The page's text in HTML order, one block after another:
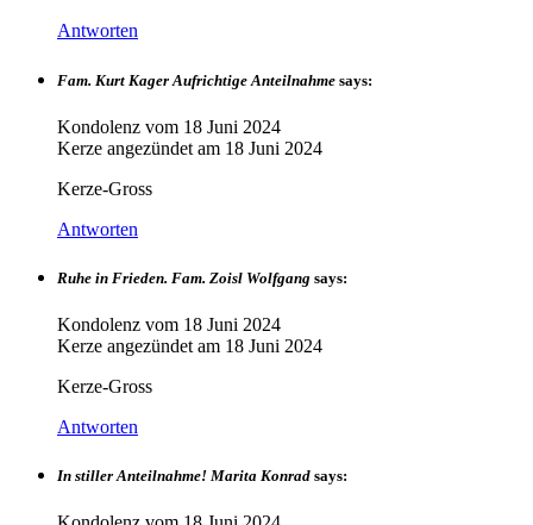
Antworten
Fam. Kurt Kager Aufrichtige Anteilnahme says:
Kondolenz vom 18 Juni 2024
Kerze angezündet am 18 Juni 2024
Kerze-Gross
Antworten
Ruhe in Frieden. Fam. Zoisl Wolfgang says:
Kondolenz vom 18 Juni 2024
Kerze angezündet am 18 Juni 2024
Kerze-Gross
Antworten
In stiller Anteilnahme! Marita Konrad says: